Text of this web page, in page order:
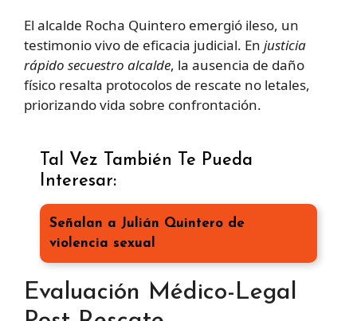
El alcalde Rocha Quintero emergió ileso, un
testimonio vivo de eficacia judicial. En justicia
rápido secuestro alcalde, la ausencia de daño
físico resalta protocolos de rescate no letales,
priorizando vida sobre confrontación.
Tal Vez También Te Pueda
Interesar:
Señalan a Julián Quintero de
violencia sexual
Evaluación Médico-Legal